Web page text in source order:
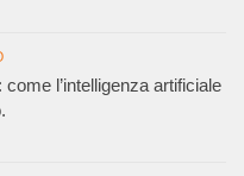
come l’intelligenza artificiale